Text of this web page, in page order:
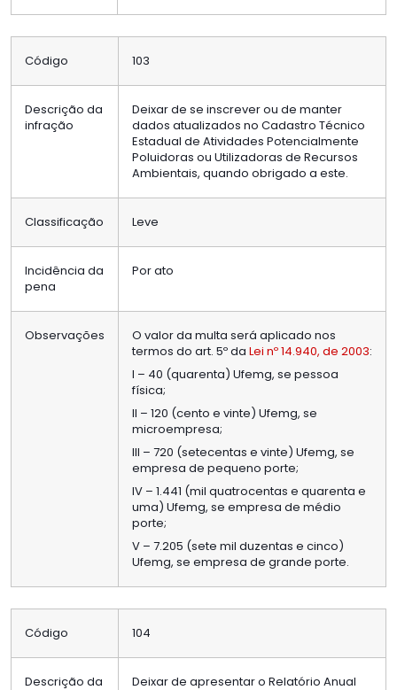
Código 103
Descrição da
infração
Deixar de se inscrever ou de manter
dados atualizados no Cadastro Técnico
Estadual de Atividades Potencialmente
Poluidoras ou Utilizadoras de Recursos
Ambientais, quando obrigado a este.
Classificação Leve
Incidência da
pena
Por ato
Observações
O valor da multa será aplicado nos
termos do art. 5º da Lei nº 14.940, de 2003:
I – 40 (quarenta) Ufemg, se pessoa
física;
II – 120 (cento e vinte) Ufemg, se
microempresa;
III – 720 (setecentas e vinte) Ufemg, se
empresa de pequeno porte;
IV – 1.441 (mil quatrocentas e quarenta e
uma) Ufemg, se empresa de médio
porte;
V – 7.205 (sete mil duzentas e cinco)
Ufemg, se empresa de grande porte.
Código 104
Descrição da
Deixar de apresentar o Relatório Anual